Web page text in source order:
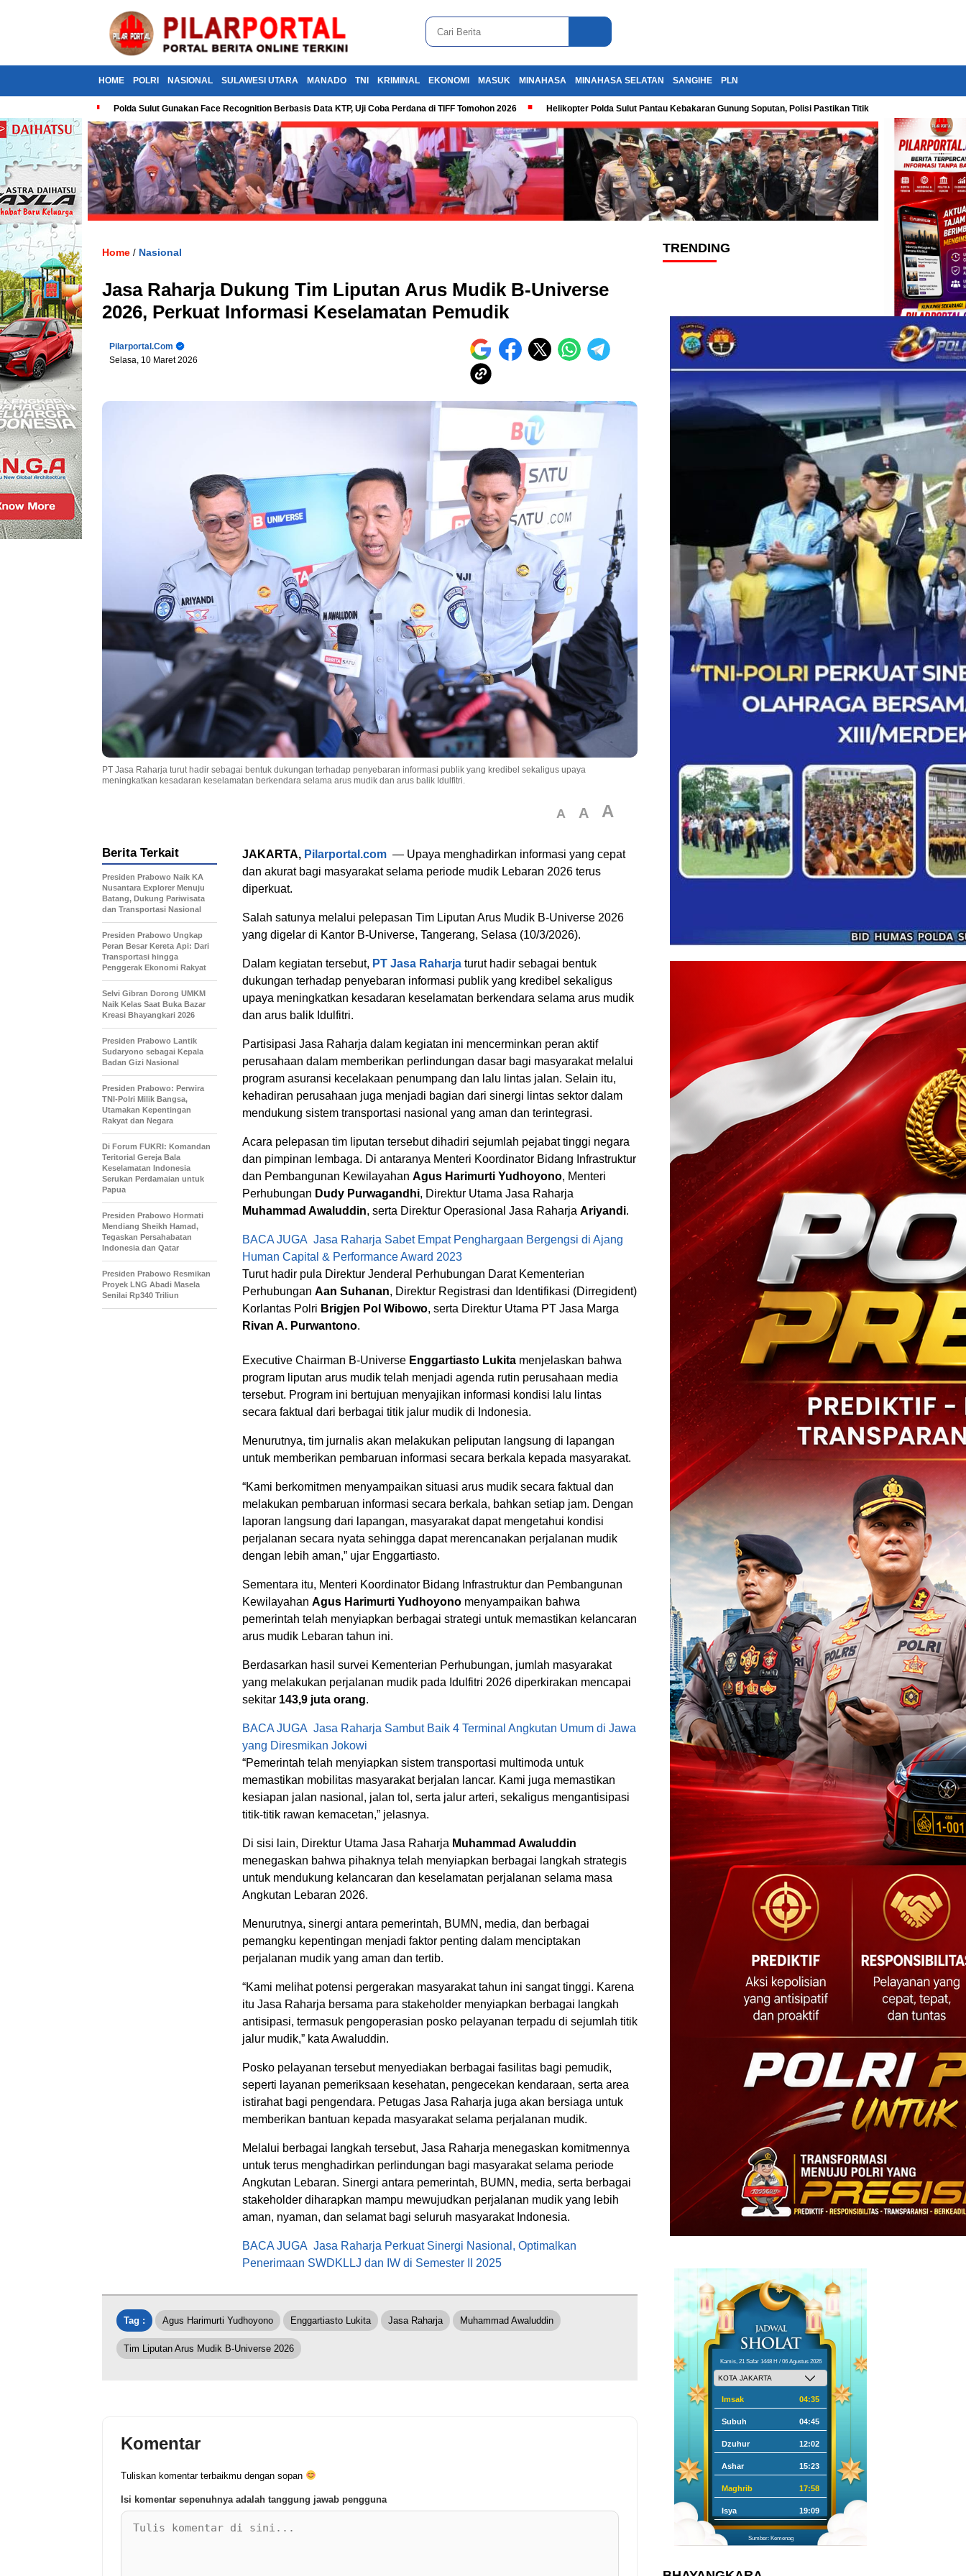
HOME POLRI NASIONAL SULAWESI UTARA MANADO TNI KRIMINAL EKONOMI MASUK MINAHASA MINAHASA SELATAN SANGIHE PLN
Polda Sulut Gunakan Face Recognition Berbasis Data KTP, Uji Coba Perdana di TIFF Tomohon 2026 Helikopter Polda Sulut Pantau Kebakaran Gunung Soputan, Polisi Pastikan Titik Api Terus Diawasi
Home / Nasional
Jasa Raharja Dukung Tim Liputan Arus Mudik B-Universe
2026, Perkuat Informasi Keselamatan Pemudik
Pilarportal.com
Selasa, 10 Maret 2026
PT Jasa Raharja turut hadir sebagai bentuk dukungan terhadap penyebaran informasi publik yang kredibel sekaligus upaya
meningkatkan kesadaran keselamatan berkendara selama arus mudik dan arus balik Idulfitri.
A A A
JAKARTA, Pilarportal.com — Upaya menghadirkan informasi yang cepat
dan akurat bagi masyarakat selama periode mudik Lebaran 2026 terus
diperkuat.
Salah satunya melalui pelepasan Tim Liputan Arus Mudik B-Universe 2026
yang digelar di Kantor B-Universe, Tangerang, Selasa (10/3/2026).
Dalam kegiatan tersebut, PT Jasa Raharja turut hadir sebagai bentuk
dukungan terhadap penyebaran informasi publik yang kredibel sekaligus
upaya meningkatkan kesadaran keselamatan berkendara selama arus mudik
dan arus balik Idulfitri.
Partisipasi Jasa Raharja dalam kegiatan ini mencerminkan peran aktif
perusahaan dalam memberikan perlindungan dasar bagi masyarakat melalui
program asuransi kecelakaan penumpang dan lalu lintas jalan. Selain itu,
kehadiran perusahaan juga menjadi bagian dari sinergi lintas sektor dalam
mendukung sistem transportasi nasional yang aman dan terintegrasi.
Acara pelepasan tim liputan tersebut dihadiri sejumlah pejabat tinggi negara
dan pimpinan lembaga. Di antaranya Menteri Koordinator Bidang Infrastruktur
dan Pembangunan Kewilayahan Agus Harimurti Yudhoyono, Menteri
Perhubungan Dudy Purwagandhi, Direktur Utama Jasa Raharja
Muhammad Awaluddin, serta Direktur Operasional Jasa Raharja Ariyandi.
BACA JUGA Jasa Raharja Sabet Empat Penghargaan Bergengsi di Ajang
Human Capital & Performance Award 2023
Turut hadir pula Direktur Jenderal Perhubungan Darat Kementerian
Perhubungan Aan Suhanan, Direktur Registrasi dan Identifikasi (Dirregident)
Korlantas Polri Brigjen Pol Wibowo, serta Direktur Utama PT Jasa Marga
Rivan A. Purwantono.
Executive Chairman B-Universe Enggartiasto Lukita menjelaskan bahwa
program liputan arus mudik telah menjadi agenda rutin perusahaan media
tersebut. Program ini bertujuan menyajikan informasi kondisi lalu lintas
secara faktual dari berbagai titik jalur mudik di Indonesia.
Menurutnya, tim jurnalis akan melakukan peliputan langsung di lapangan
untuk memberikan pembaruan informasi secara berkala kepada masyarakat.
“Kami berkomitmen menyampaikan situasi arus mudik secara faktual dan
melakukan pembaruan informasi secara berkala, bahkan setiap jam. Dengan
laporan langsung dari lapangan, masyarakat dapat mengetahui kondisi
perjalanan secara nyata sehingga dapat merencanakan perjalanan mudik
dengan lebih aman,” ujar Enggartiasto.
Sementara itu, Menteri Koordinator Bidang Infrastruktur dan Pembangunan
Kewilayahan Agus Harimurti Yudhoyono menyampaikan bahwa
pemerintah telah menyiapkan berbagai strategi untuk memastikan kelancaran
arus mudik Lebaran tahun ini.
Berdasarkan hasil survei Kementerian Perhubungan, jumlah masyarakat
yang melakukan perjalanan mudik pada Idulfitri 2026 diperkirakan mencapai
sekitar 143,9 juta orang.
BACA JUGA Jasa Raharja Sambut Baik 4 Terminal Angkutan Umum di Jawa
yang Diresmikan Jokowi
“Pemerintah telah menyiapkan sistem transportasi multimoda untuk
memastikan mobilitas masyarakat berjalan lancar. Kami juga memastikan
kesiapan jalan nasional, jalan tol, serta jalur arteri, sekaligus mengantisipasi
titik-titik rawan kemacetan,” jelasnya.
Di sisi lain, Direktur Utama Jasa Raharja Muhammad Awaluddin
menegaskan bahwa pihaknya telah menyiapkan berbagai langkah strategis
untuk mendukung kelancaran dan keselamatan perjalanan selama masa
Angkutan Lebaran 2026.
Menurutnya, sinergi antara pemerintah, BUMN, media, dan berbagai
pemangku kepentingan menjadi faktor penting dalam menciptakan
perjalanan mudik yang aman dan tertib.
“Kami melihat potensi pergerakan masyarakat tahun ini sangat tinggi. Karena
itu Jasa Raharja bersama para stakeholder menyiapkan berbagai langkah
antisipasi, termasuk pengoperasian posko pelayanan terpadu di sejumlah titik
jalur mudik,” kata Awaluddin.
Posko pelayanan tersebut menyediakan berbagai fasilitas bagi pemudik,
seperti layanan pemeriksaan kesehatan, pengecekan kendaraan, serta area
istirahat bagi pengendara. Petugas Jasa Raharja juga akan bersiaga untuk
memberikan bantuan kepada masyarakat selama perjalanan mudik.
Melalui berbagai langkah tersebut, Jasa Raharja menegaskan komitmennya
untuk terus menghadirkan perlindungan bagi masyarakat selama periode
Angkutan Lebaran. Sinergi antara pemerintah, BUMN, media, serta berbagai
stakeholder diharapkan mampu mewujudkan perjalanan mudik yang lebih
aman, nyaman, dan selamat bagi seluruh masyarakat Indonesia.
BACA JUGA Jasa Raharja Perkuat Sinergi Nasional, Optimalkan
Penerimaan SWDKLLJ dan IW di Semester II 2025
Berita Terkait
Presiden Prabowo Naik KA
Nusantara Explorer Menuju
Batang, Dukung Pariwisata
dan Transportasi Nasional
Presiden Prabowo Ungkap
Peran Besar Kereta Api: Dari
Transportasi hingga
Penggerak Ekonomi Rakyat
Selvi Gibran Dorong UMKM
Naik Kelas Saat Buka Bazar
Kreasi Bhayangkari 2026
Presiden Prabowo Lantik
Sudaryono sebagai Kepala
Badan Gizi Nasional
Presiden Prabowo: Perwira
TNI-Polri Milik Bangsa,
Utamakan Kepentingan
Rakyat dan Negara
Di Forum FUKRI: Komandan
Teritorial Gereja Bala
Keselamatan Indonesia
Serukan Perdamaian untuk
Papua
Presiden Prabowo Hormati
Mendiang Sheikh Hamad,
Tegaskan Persahabatan
Indonesia dan Qatar
Presiden Prabowo Resmikan
Proyek LNG Abadi Masela
Senilai Rp340 Triliun
Tag : Agus Harimurti Yudhoyono Enggartiasto Lukita Jasa Raharja Muhammad Awaluddin
Tim Liputan Arus Mudik B-Universe 2026
Komentar
Tuliskan komentar terbaikmu dengan sopan
Isi komentar sepenuhnya adalah tanggung jawab pengguna
TRENDING
Kamis, 21 Safar 1448 H / 06 Agustus 2026
Imsak 04:35
Subuh 04:45
Dzuhur 12:02
Ashar 15:23
Maghrib 17:58
Isya 19:09
Sumber: Kemenag